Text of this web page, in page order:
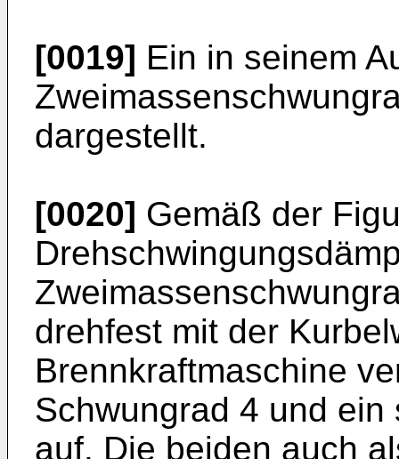
[0019] Ein in seinem
dargestellt.
[0020] Gemäß der
drehfest mit der
Brennkraftmaschine
Schwungrad 4 und
auf. Die beiden auch